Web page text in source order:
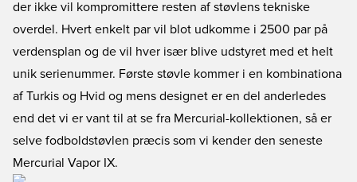
der ikke vil kompromittere resten af støvlens tekniske
overdel. Hvert enkelt par vil blot udkomme i 2500 par på
verdensplan og de vil hver især blive udstyret med et helt
unik serienummer. Første støvle kommer i en kombinationa
af Turkis og Hvid og mens designet er en del anderledes
end det vi er vant til at se fra Mercurial-kollektionen, så er
selve fodboldstøvlen præcis som vi kender den seneste
Mercurial Vapor IX.